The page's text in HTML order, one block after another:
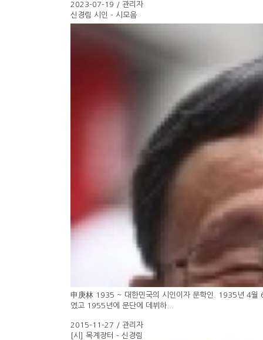
2023-07-19 / 관리자
신경림 시인 - 시모음
申庚林 1935 ~ 대한민국의 시인이자 문학인. 1935년 4월
였고 1955년에 문단에 데뷔하...
2015-11-27 / 관리자
[시] 목계장터 - 신경림